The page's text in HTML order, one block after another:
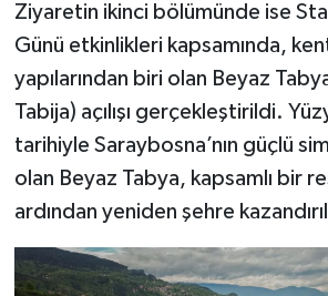
Ziyaretin ikinci bölümünde ise
Günü etkinlikleri kapsamında,
yapılarından biri olan Beyaz
Tabija) açılışı gerçekleştirildi.
tarihiyle Saraybosna’nın güçlü
olan Beyaz Tabya, kapsamlı bir
ardından yeniden şehre